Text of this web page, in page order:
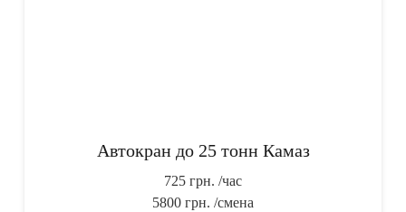
Автокран до 25 тонн Камаз
725 грн. /час
5800 грн. /смена